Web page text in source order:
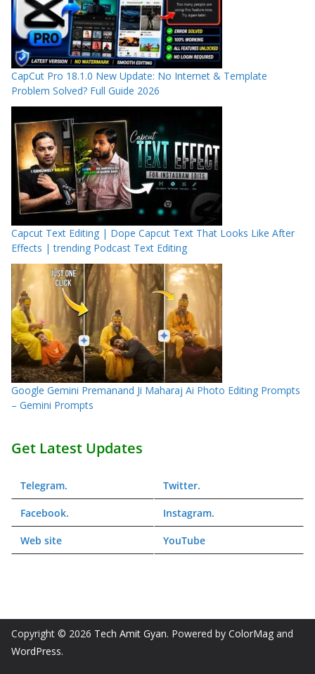
CapCut Pro 18.1.0 New Update: No Internet & Template
Problem Solved? Full Guide 2026
Capcut Text Editing | Dope Capcut Text That Looks Like After
Effects | trending Podcast Text Editing
Google Gemini Premanand Ji Maharaj Ai Photo Editing Prompts
– Gemini Prompts
Get Latest Updates
Telegram. Twitter.
Facebook. Instagram.
Web site YouTube
Copyright © 2026 Tech Amit Gyan. Powered by ColorMag and
WordPress.